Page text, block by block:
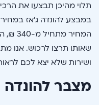
תלוי מהיכן תבצעו את
במבצע להונדה ג’אז
שאותו תרצו לרכוש. אנו
ושירות שלא יצא לכם
מצבר להונדה